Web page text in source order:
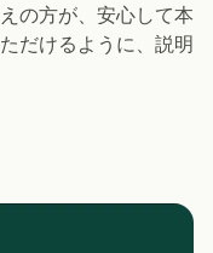
の方が、安心して本
だけるように、説明